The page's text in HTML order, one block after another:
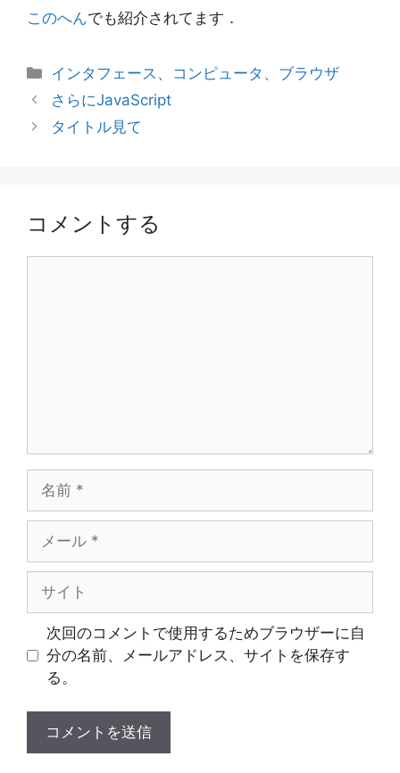
このへんでも紹介されてます．
カ
テ
ゴ
リ
インタフェース 、 コンピュータ 、 ブラウザ
さらにJavaScript
タイトル見て
コメントする
ル
次回のコメントで使用するためブラウザーに自
分の名前、メールアドレス、サイトを保存す
る。